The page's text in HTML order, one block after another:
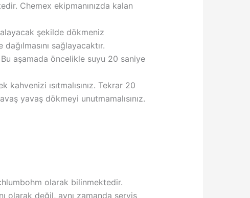
Chemex ekipmanınızda kalan
şekilde dökmeniz
sağlayacaktır.
aşamada öncelikle suyu 20 saniye
ısıtmalısınız. Tekrar 20
yavaş dökmeyi unutmamalısınız.
olarak bilinmektedir.
olarak değil, aynı zamanda servis